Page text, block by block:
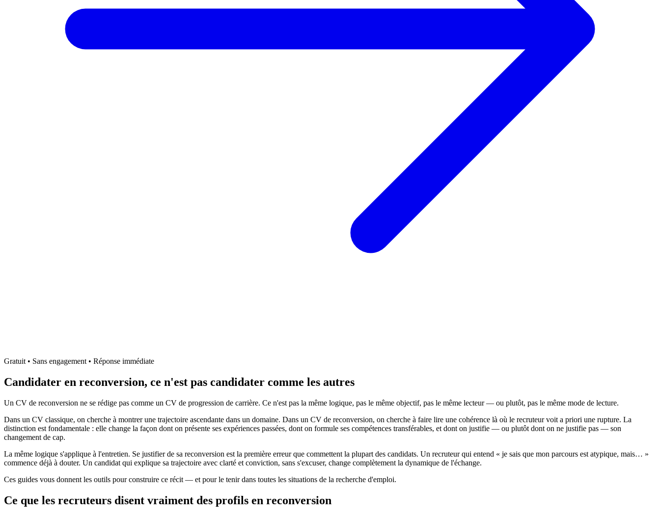
Gratuit • Sans engagement • Réponse immédiate
Candidater en reconversion, ce n'est pas candidater comme les autres
Un CV de reconversion ne se rédige pas comme un CV de progression de carrière. Ce n'est pas la même logique, pas le même objectif, pas le même lecteur — ou plutôt, pas le même mode de lecture.
Dans un CV classique, on cherche à montrer une trajectoire ascendante dans un domaine. Dans un CV de reconversion, on cherche à faire lire une cohérence là où le recruteur voit a priori une rupture. La
distinction est fondamentale : elle change la façon dont on présente ses expériences passées, dont on formule ses compétences transférables, et dont on justifie — ou plutôt dont on ne justifie pas — son
changement de cap.
La même logique s'applique à l'entretien. Se justifier de sa reconversion est la première erreur que commettent la plupart des candidats. Un recruteur qui entend « je sais que mon parcours est atypique, mais… »
commence déjà à douter. Un candidat qui explique sa trajectoire avec clarté et conviction, sans s'excuser, change complètement la dynamique de l'échange.
Ces guides vous donnent les outils pour construire ce récit — et pour le tenir dans toutes les situations de la recherche d'emploi.
Ce que les recruteurs disent vraiment des profils en reconversion